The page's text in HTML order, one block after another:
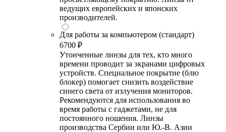
ведущих европейских и японских
производителей.
Для работы за компьютером (стандарт)
6700 ₽
Утонченные линзы для тех, кто много
времени проводит за экранами цифровых
устройств. Специальное покрытие (блю
блокер) помогает снизить воздействие
синего света от излучения мониторов.
Рекомендуются для использования во
время работы с гаджетами, не для
постоянного ношения. Линзы
производства Сербии или Ю.-В. Азии